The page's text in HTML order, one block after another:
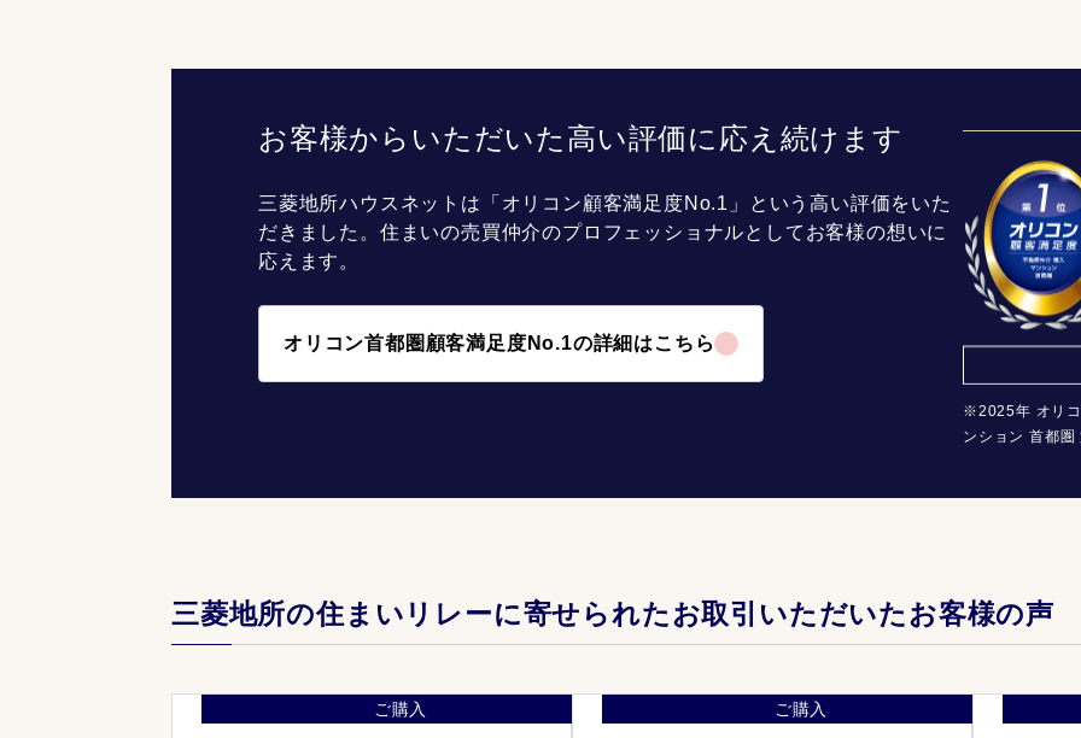
お客様からいただいた高い評価に応え続けます
三菱地所ハウスネットは「オリコン顧客満足度No.1」という高い評価をいた
だきました。住まいの売買仲介のプロフェッショナルとしてお客様の想いに
応えます。
オリコン首都圏顧客満足度No.1の詳細はこちら
※2025年 オリ
ンション 首都圏
三菱地所の住まいリレーに寄せられたお取引いただいたお客様の声
ご購入 ご購入